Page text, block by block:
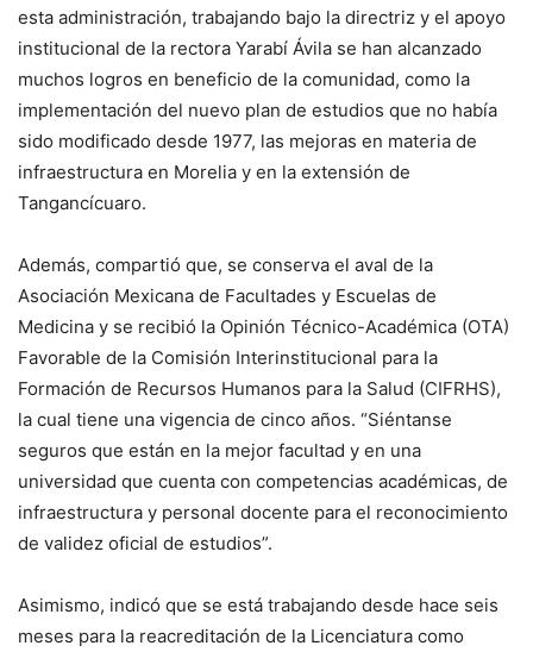
esta administración, trabajando bajo la directriz y el apoyo
institucional de la rectora Yarabí Ávila se han alcanzado
muchos logros en beneficio de la comunidad, como la
implementación del nuevo plan de estudios que no había
sido modificado desde 1977, las mejoras en materia de
infraestructura en Morelia y en la extensión de
Tangancícuaro.
Además, compartió que, se conserva el aval de la
Asociación Mexicana de Facultades y Escuelas de
Medicina y se recibió la Opinión Técnico-Académica (OTA)
Favorable de la Comisión Interinstitucional para la
Formación de Recursos Humanos para la Salud (CIFRHS),
la cual tiene una vigencia de cinco años. “Siéntanse
seguros que están en la mejor facultad y en una
universidad que cuenta con competencias académicas, de
infraestructura y personal docente para el reconocimiento
de validez oficial de estudios”.
Asimismo, indicó que se está trabajando desde hace seis
meses para la reacreditación de la Licenciatura como